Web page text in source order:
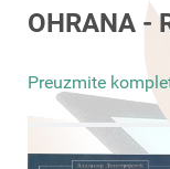
OHRANA -
Preuzmite